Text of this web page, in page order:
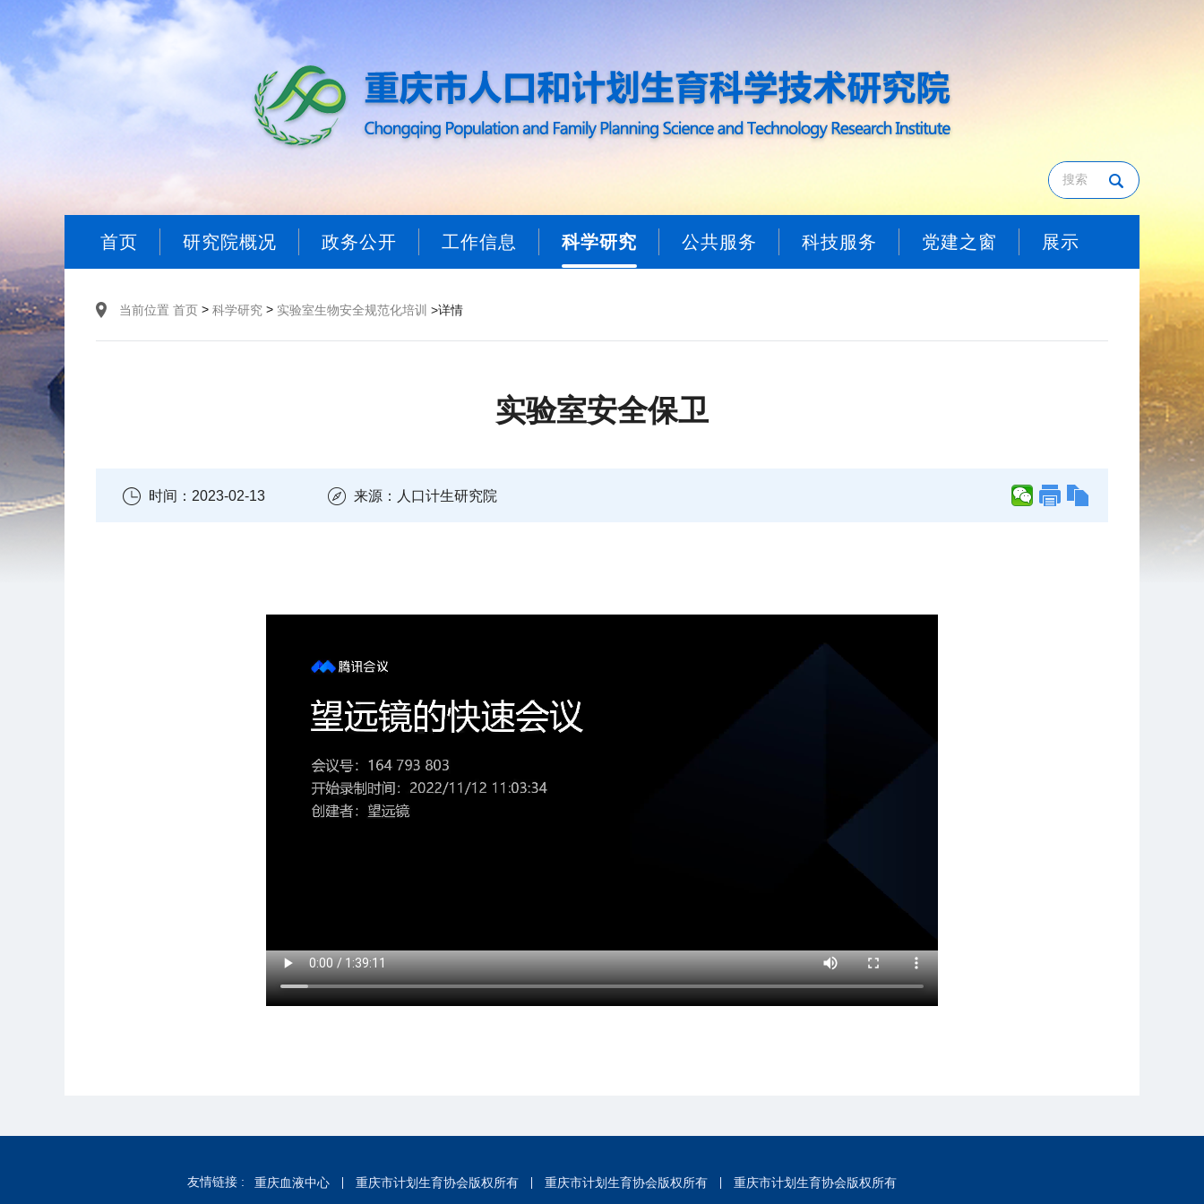
首页 研究院概况 政务公开 工作信息 科学研究 公共服务 科技服务 党建之窗 展示
当前位置 首页 > 科学研究 > 实验室生物安全规范化培训 >详情
实验室安全保卫
时间：2023-02-13 来源：人口计生研究院
友情链接 : 重庆血液中心 重庆市计划生育协会版权所有 重庆市计划生育协会版权所有 重庆市计划生育协会版权所有